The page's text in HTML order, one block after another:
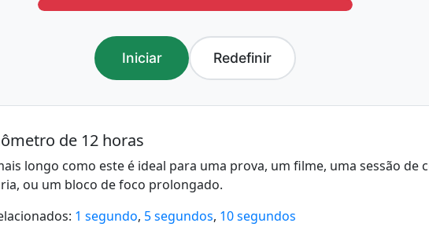
Iniciar Redefinir
de 12 horas
longo como este é ideal para uma prova, um filme, uma sessão de
ou um bloco de foco prolongado.
1 segundo, 5 segundos, 10 segundos